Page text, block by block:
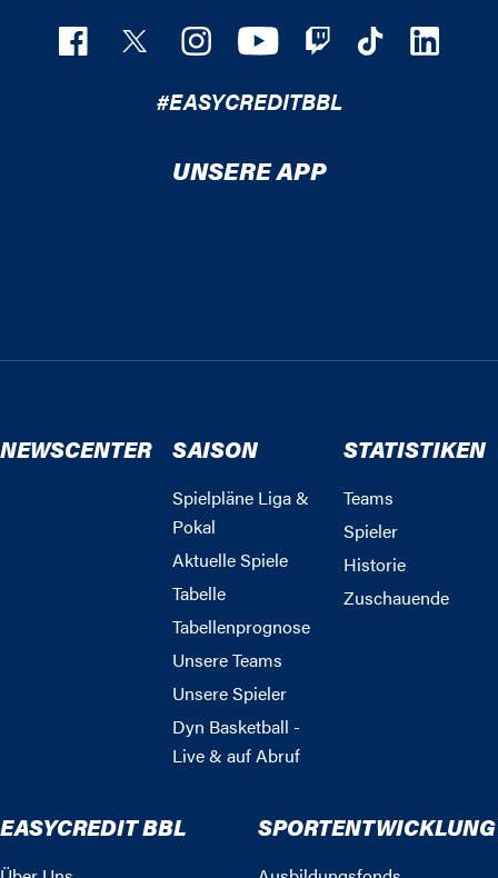
#EASYCREDITBBL
UNSERE APP
NEWSCENTER SAISON
Spielpläne Liga &
Pokal
Aktuelle Spiele
Tabelle
Tabellenprognose
Unsere Teams
Unsere Spieler
Dyn Basketball -
Live & auf Abruf
STATISTIKEN
Teams
Spieler
Historie
Zuschauende
EASYCREDIT BBL SPORTENTWICKLUNG